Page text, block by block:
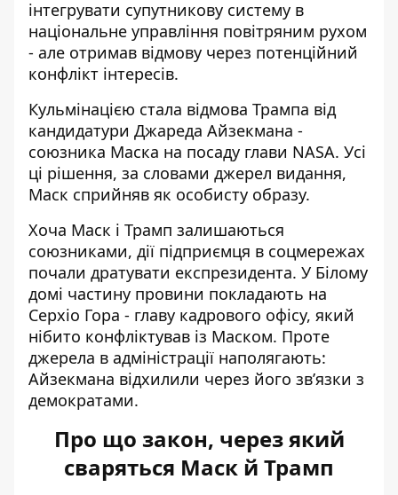
інтегрувати супутникову систему в
національне управління повітряним рухом
- але отримав відмову через потенційний
конфлікт інтересів.
Кульмінацією стала відмова Трампа від
кандидатури Джареда Айзекмана -
союзника Маска на посаду глави NASA. Усі
ці рішення, за словами джерел видання,
Маск сприйняв як особисту образу.
Хоча Маск і Трамп залишаються
союзниками, дії підприємця в соцмережах
почали дратувати експрезидента. У Білому
домі частину провини покладають на
Серхіо Гора - главу кадрового офісу, який
нібито конфліктував із Маском. Проте
джерела в адміністрації наполягають:
Айзекмана відхилили через його зв’язки з
демократами.
Про що закон, через який
сваряться Маск й Трамп